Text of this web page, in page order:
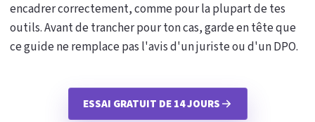
encadrer correctement, comme pour la plupart de tes
outils. Avant de trancher pour ton cas, garde en tête que
ce guide ne remplace pas l'avis d'un juriste ou d'un DPO.
ESSAI GRATUIT DE 14 JOURS